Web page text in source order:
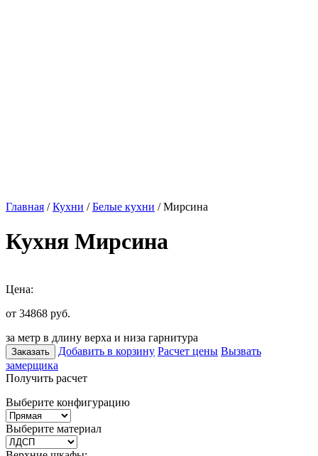
Главная /Кухни /Белые кухни / Мирсина
Кухня Мирсина
Цена:
от 34868 руб.
за метр в длину верха и низа гарнитура
Заказать Добавить в корзину Расчет цены Вызвать
замерщика
Получить расчет
Выберите конфигурацию
Выберите материал